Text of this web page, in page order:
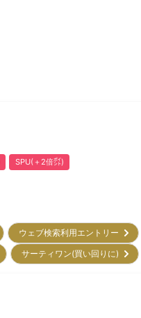
SPU(＋2倍㌽)
ウェブ検索利用エントリー
サーティワン(買い回りに)